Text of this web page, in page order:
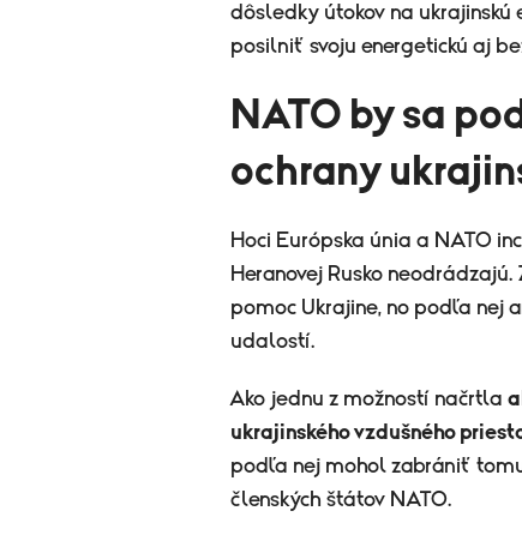
dôsledky útokov na ukrajinskú
posilniť svoju energetickú aj
NATO by sa
ochrany
Hoci Európska únia a NATO
Heranovej Rusko
pomoc Ukrajine, no podľa nej
udalostí.
Ako jednu z možností načrtla
ukrajinského vzdušného
podľa nej mohol zabrániť
členských štátov NATO.